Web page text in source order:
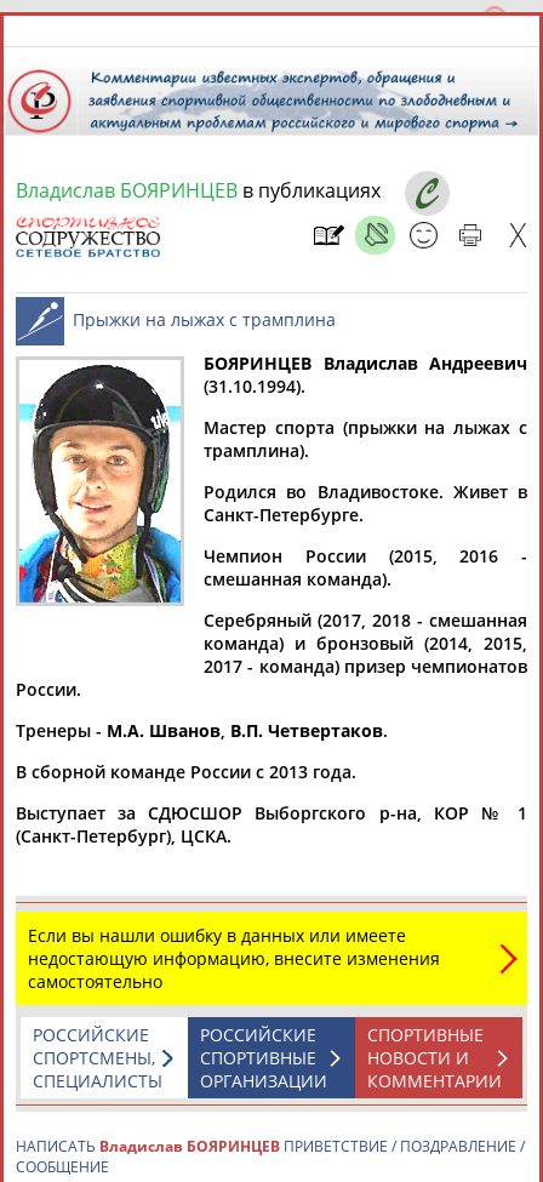
9 августа 2026 года,
СПОРТСМЕНЫ, ТРЕНЕРЫ И СПЕЦИАЛИСТЫ
Найдено: 13181персон Расширенный поиск
Аслаудин
АБАЕВ
Елена
АБАИМОВА
Мария
АБАКУМОВА
Тамилла
АБАСОВА
Рамазан
АБАЧАРАЕВ
Ростом
АБАШИДЗЕ
АББАТЕ-
БУЛАТОВА
АББЯСОВА
АБДИКАРИМОВААБДРАХМАНОВ
Владислав БОЯРИНЦЕВ в публикациях
Прыжки на лыжах с трамплина
БОЯРИНЦЕВ Владислав Андреевич
(31.10.1994).
Мастер спорта (прыжки на лыжах с
трамплина).
Родился во Владивостоке. Живет в
Санкт-Петербурге.
Чемпион России (2015, 2016 -
смешанная команда).
Серебряный (2017, 2018 - смешанная
команда) и бронзовый (2014, 2015,
2017 - команда) призер чемпионатов
России.
Тренеры - М.А. Шванов, В.П. Четвертаков.
В сборной команде России с 2013 года.
Выступает за СДЮСШОР Выборгского р-на, КОР № 1
(Санкт-Петербург), ЦСКА.
Если вы нашли ошибку в данных или имеете
недостающую информацию, внесите изменения
самостоятельно
СПОРТИВНЫЕ
НОВОСТИ И
КОММЕНТАРИИ
РОССИЙСКИЕ
СПОРТИВНЫЕ
ОРГАНИЗАЦИИ
РОССИЙСКИЕ
СПОРТСМЕНЫ,
СПЕЦИАЛИСТЫ
НАПИСАТЬ Владислав БОЯРИНЦЕВ ПРИВЕТСТВИЕ / ПОЗДРАВЛЕНИЕ /
СООБЩЕНИЕ